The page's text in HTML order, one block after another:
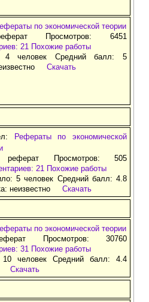
по экономической теории
Просмотров: 6451
21 Похожие работы
4 человек Средний балл: 5
Скачать
Рефераты по экономической
Просмотров: 505
21 Похожие работы
5 человек Средний балл: 4.8
неизвестно Скачать
по экономической теории
Просмотров: 30760
31 Похожие работы
10 человек Средний балл: 4.4
Скачать